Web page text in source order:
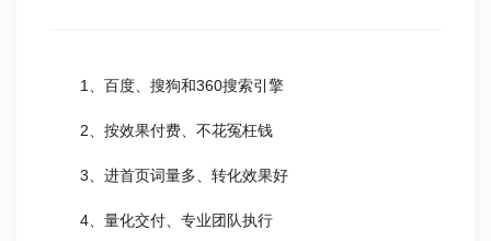
1、百度、搜狗和360搜索引擎
2、按效果付费、不花冤枉钱
3、进首页词量多、转化效果好
4、量化交付、专业团队执行